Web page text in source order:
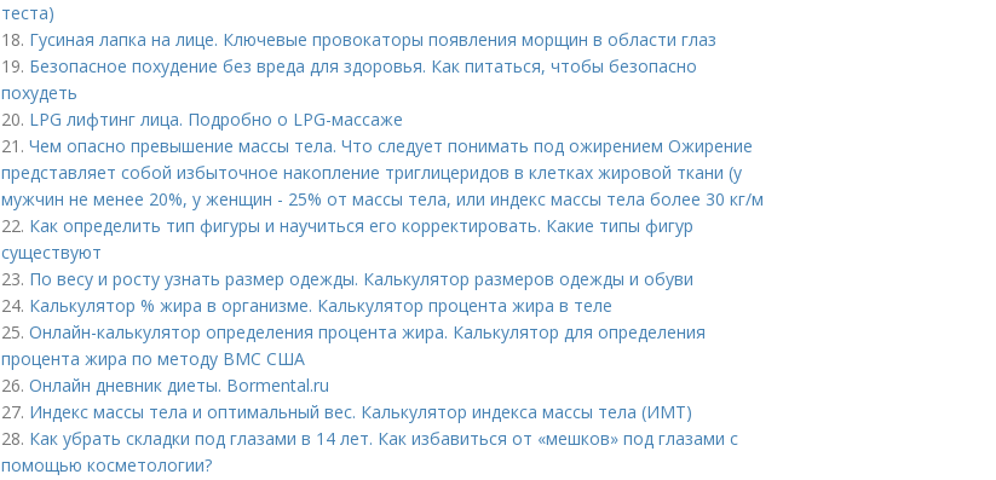
теста)
18. Гусиная лапка на лице. Ключевые провокаторы появления морщин в области глаз
19. Безопасное похудение без вреда для здоровья. Как питаться, чтобы безопасно
похудеть
20. LPG лифтинг лица. Подробно о LPG-массаже
21. Чем опасно превышение массы тела. Что следует понимать под ожирением Ожирение
представляет собой избыточное накопление триглицеридов в клетках жировой ткани (у
мужчин не менее 20%, у женщин - 25% от массы тела, или индекс массы тела более 30 кг/м
22. Как определить тип фигуры и научиться его корректировать. Какие типы фигур
существуют
23. По весу и росту узнать размер одежды. Калькулятор размеров одежды и обуви
24. Калькулятор % жира в организме. Калькулятор процента жира в теле
25. Онлайн-калькулятор определения процента жира. Калькулятор для определения
процента жира по методу ВМС США
26. Онлайн дневник диеты. Bormental.ru
27. Индекс массы тела и оптимальный вес. Калькулятор индекса массы тела (ИМТ)
28. Как убрать складки под глазами в 14 лет. Как избавиться от «мешков» под глазами с
помощью косметологии?